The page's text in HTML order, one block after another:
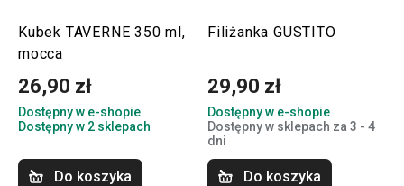
Kubek TAVERNE 350 ml,
mocca
26,90 zł
Dostępny w e-shopie
Dostępny w 2 sklepach
Do koszyka
Filiżanka GUSTITO
29,90 zł
Dostępny w e-shopie
Dostępny w sklepach za 3 - 4
dni
Do koszyka